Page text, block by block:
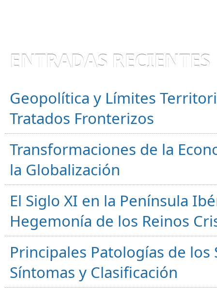
ENTRADAS RECIENTES
Geopolítica y Límites
Tratados Fronterizos
Transformaciones de la
la Globalización
El Siglo XI en la Península
Hegemonía de los Reinos
Principales Patologías de
Síntomas y Clasificación